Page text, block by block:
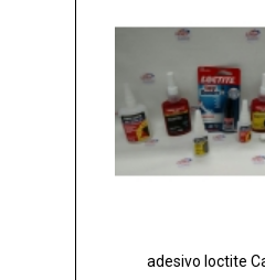
adesivo loctite